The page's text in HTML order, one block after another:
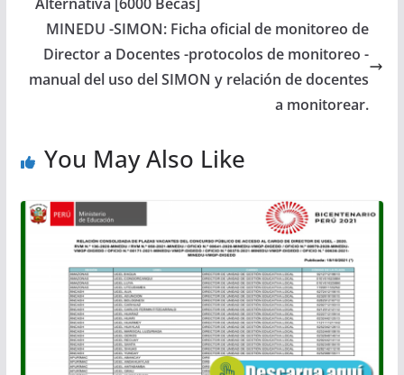
MINEDU -SIMON: Ficha oficial de monitoreo de
Director a Docentes -protocolos de monitoreo -
manual del uso del SIMON y relación de docentes
a monitorear.
You May Also Like